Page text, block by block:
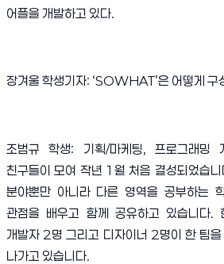
어플을 개발하고 있다.
장겨울 학생기자: ‘SOWHAT’은 어떻게 구
조범규 학생: 기획/마케팅, 프로그래밍
친구들이 모여 작년 1 월 처음 결성되었습니
분야뿐만 아니라 다른 영역을 공부하는
관점을 배우고 함께 공유하고 있습니다.
개발자2명 그리고 디자이너 2명이 한 팀
나가고 있습니다.